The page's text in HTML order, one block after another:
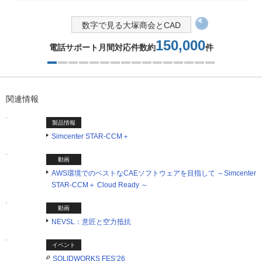
数字で見る大塚商会とCAD
電話サポート月間対応件数約150,000件
関連情報
製品情報
Simcenter STAR-CCM＋
動画
AWS環境でのベストなCAEソフトウェアを目指して ～Simcenter
STAR-CCM＋ Cloud Ready ～
動画
NEVSL：意匠と空力抵抗
イベント
SOLIDWORKS FES’26